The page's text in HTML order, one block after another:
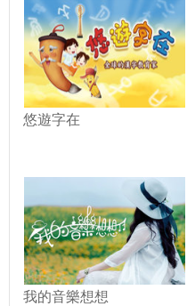
悠遊字在
我的音樂想想